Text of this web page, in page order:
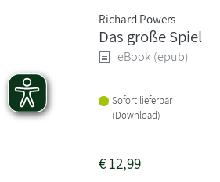
Richard Powers
Das große Spiel
eBook (epub)
Sofort lieferbar
(Download)
€12,99